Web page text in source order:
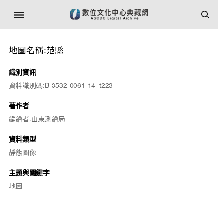
地圖名稱:范縣
識別資訊
資料識別碼:B-3532-0061-14_t223
著作者
編繪者:山東測繪局
資料類型
靜態圖像
主題與關鍵字
地圖